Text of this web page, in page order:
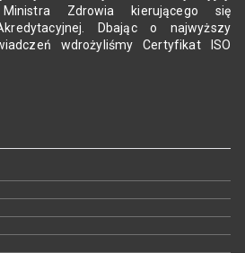
Zdrowia kierującego się
Dbając o najwyższy
wdrożyliśmy Certyfikat ISO